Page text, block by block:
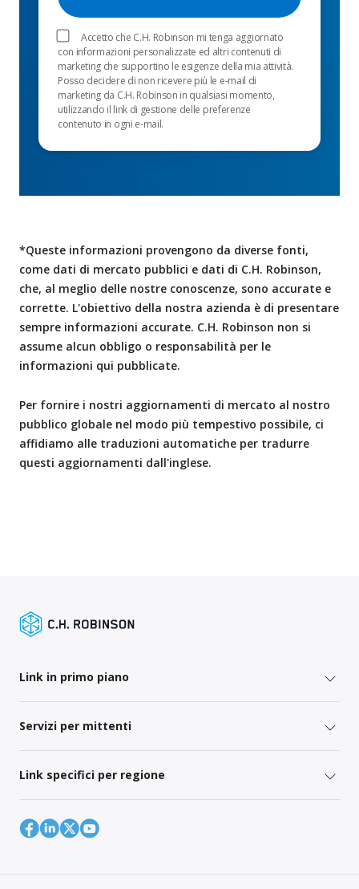
Accetto che C.H. Robinson mi tenga aggiornato
con informazioni personalizzate ed altri contenuti di
marketing che supportino le esigenze della mia attività.
Posso decidere di non ricevere più le e-mail di
marketing da C.H. Robinson in qualsiasi momento,
utilizzando il link di gestione delle preferenze
contenuto in ogni e-mail.
*Queste informazioni provengono da diverse fonti,
come dati di mercato pubblici e dati di C.H. Robinson,
che, al meglio delle nostre conoscenze, sono accurate e
corrette. L'obiettivo della nostra azienda è di presentare
sempre informazioni accurate. C.H. Robinson non si
assume alcun obbligo o responsabilità per le
informazioni qui pubblicate.
Per fornire i nostri aggiornamenti di mercato al nostro
pubblico globale nel modo più tempestivo possibile, ci
affidiamo alle traduzioni automatiche per tradurre
questi aggiornamenti dall'inglese.
Link in primo piano
Servizi per mittenti
Link specifici per regione